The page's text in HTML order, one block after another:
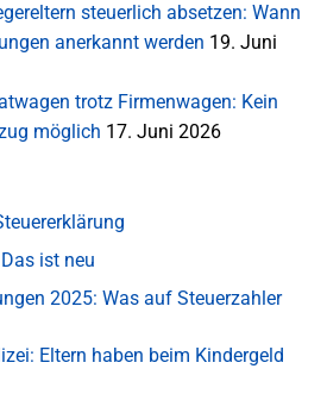
steuerlich absetzen: Wann
anerkannt werden 19. Juni
trotz Firmenwagen: Kein
möglich 17. Juni 2026
ist neu
2025: Was auf Steuerzahler
Eltern haben beim Kindergeld